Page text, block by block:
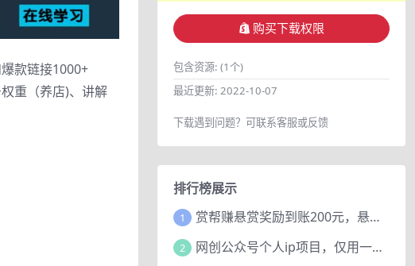
款链接1000+
重（养店)、讲解
购买下载权限
包含资源: (1个)
最近更新: 2022-10-07
下载遇到问题？可联系客服或反馈
排行榜展示
1 赏帮赚悬赏奖励到账200元，悬赏任务多劳多得，人人可做。
2 网创公众号个人ip项目，仅用一篇文章做到全网引流！